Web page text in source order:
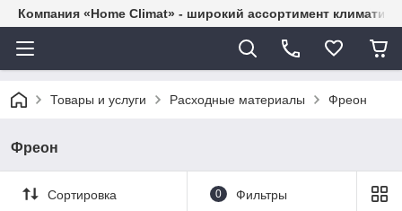
Компания «Home Climat» - широкий ассортимент
Товары и услуги Расходные материалы Фреон
Фреон
Сортировка 0 Фильтры